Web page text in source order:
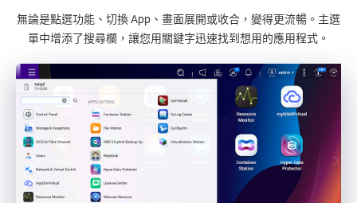
無論是點選功能、切換 App、畫面展開或收合，變得更流暢。主選
單中增添了搜尋欄，讓您用關鍵字迅速找到想用的應用程式。